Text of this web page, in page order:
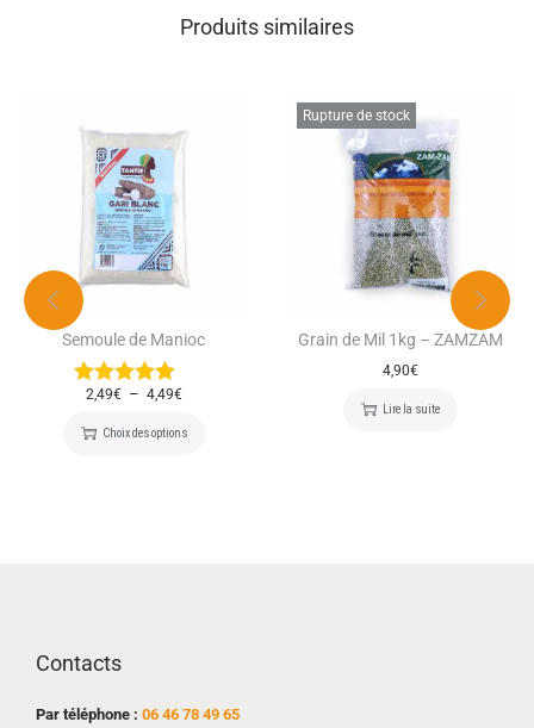
Produits similaires
Semoule de Manioc
2,49€ – 4,49€
Choix des options
Rupture de stock
Grain de Mil 1kg – ZAMZAM
4,90€
Lire la suite
Contacts
Par téléphone : 06 46 78 49 65